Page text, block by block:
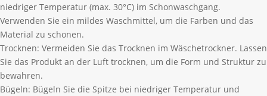
niedriger Temperatur (max. 30°C) im Schonwaschgang.
Verwenden Sie ein mildes Waschmittel, um die Farben und das
Material zu schonen.
Trocknen: Vermeiden Sie das Trocknen im Wäschetrockner. Lassen
Sie das Produkt an der Luft trocknen, um die Form und Struktur zu
bewahren.
Bügeln: Bügeln Sie die Spitze bei niedriger Temperatur und